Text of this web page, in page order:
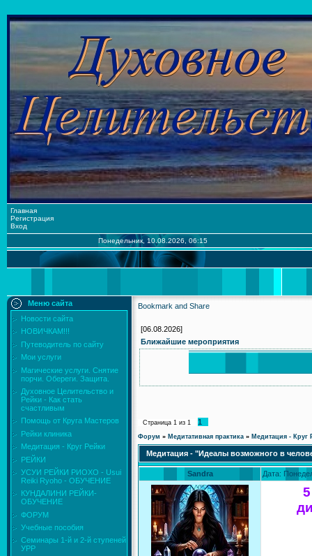
Главная
Регистрация
Вход
Понедельник, 10.08.2026, 06:15
Меню сайта
Новости сайта
НОВИЧКАМ!!!
Путеводитель по сайту
Мои услуги
Магические услуги. Снятие
порчи. Обереги. Защита.
Духовное Целительство и
Рейки - Как стать
счастливым
Помощь от Круга Мастеров
Рейки клиника
Медитация - Круг Рейки
РЕЙКИ
УСУИ РЕЙКИ РИОХО - Usui
Reiki Ryoho - ОБУЧЕНИЕ
КУНДАЛИНИ РЕЙКИ-
ОБУЧЕНИЕ
ФОРУМ
Учебные пособия
Семинары 1-й и 2-й ступеней
УРР
[06.08.2026]
Ближайшие мероприятия
Страница 1 из 1 1
Форум » Медитативная практика » Медитация - Круг
Медитация - "Идеалы возможного в
Sandra Дата: